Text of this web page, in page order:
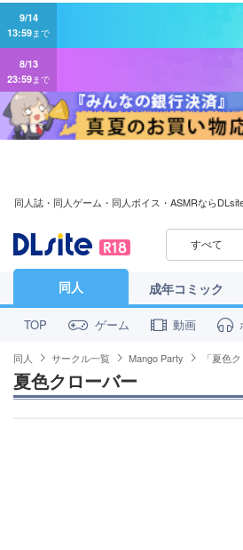
9/14
13:59まで
8/13
23:59まで
同人誌・同人ゲーム・同人ボイス・ASMRなら
すべて
同人 成年コミック
TOP ゲーム 動画
同人 サークル一覧 Mango Party 「夏色
夏色クローバー